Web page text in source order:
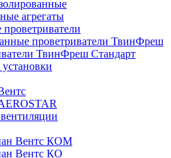
агрегаты
проветриватели ТвинФреш
ТвинФреш Стандарт
Вентс КОМ
Вентс КО